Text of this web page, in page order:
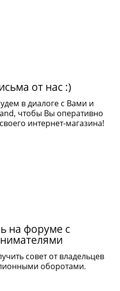
от нас :)
в диалоге с Вами и
чтобы Вы оперативно
интернет-магазина!
на форуме с
совет от владельцев
оборотами.